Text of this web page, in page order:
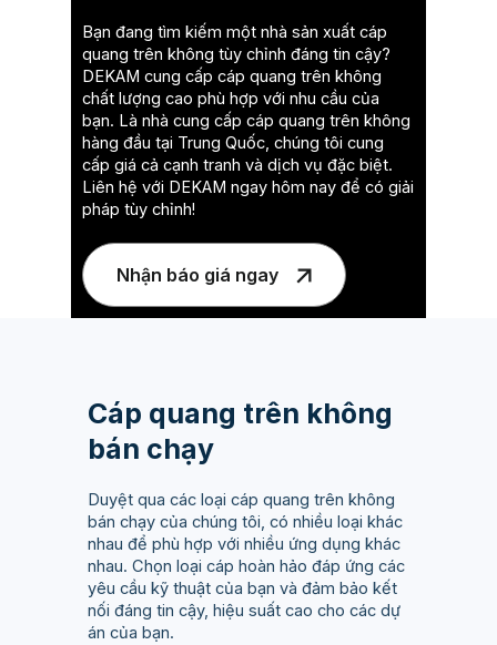
Bạn đang tìm kiếm một nhà sản xuất cáp
quang trên không tùy chỉnh đáng tin cậy?
DEKAM cung cấp cáp quang trên không
chất lượng cao phù hợp với nhu cầu của
bạn. Là nhà cung cấp cáp quang trên không
hàng đầu tại Trung Quốc, chúng tôi cung
cấp giá cả cạnh tranh và dịch vụ đặc biệt.
Liên hệ với DEKAM ngay hôm nay để có giải
pháp tùy chỉnh!
Nhận báo giá ngay
Cáp quang trên không
bán chạy
Duyệt qua các loại cáp quang trên không
bán chạy của chúng tôi, có nhiều loại khác
nhau để phù hợp với nhiều ứng dụng khác
nhau. Chọn loại cáp hoàn hảo đáp ứng các
yêu cầu kỹ thuật của bạn và đảm bảo kết
nối đáng tin cậy, hiệu suất cao cho các dự
án của bạn.